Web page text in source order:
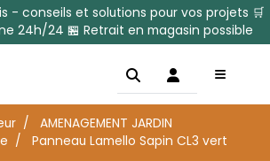
- conseils et solutions pour vos projets 🛒
24h/24 🏪 Retrait en magasin possible
AMENAGEMENT JARDIN
Panneau Lamello Sapin CL3 vert